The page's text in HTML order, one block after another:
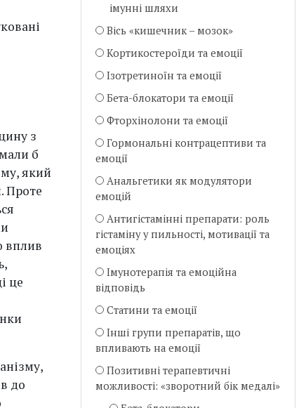
з
б
який
Проте
вплив
це
до
імунні шляхи
Вісь «кишечник – мозок»
Кортикостероїди та емоції
Ізотретиноїн та емоції
Бета-блокатори та емоції
Фторхінолони та емоції
Гормональні контрацептиви та
емоції
Анальгетики як модулятори
емоцій
Антигістамінні препарати: роль
гістаміну у пильності, мотивації та
емоціях
Імунотерапія та емоційна
відповідь
Статини та емоції
Інші групи препаратів, що
впливають на емоції
Позитивні терапевтичні
можливості: «зворотний бік медалі»